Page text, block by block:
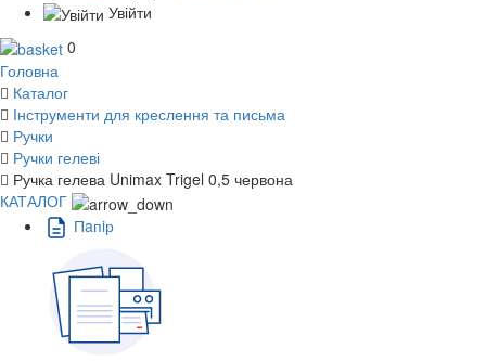
Увійти
0
Головна
Каталог
Інструменти для креслення та письма
Ручки
Ручки гелеві
Ручка гелева Unimax Trigel 0,5 червона
КАТАЛОГ
Пaпiр